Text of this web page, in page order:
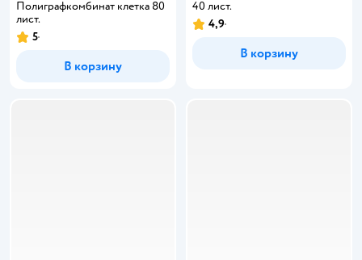
Полиграфкомбинат клетка 80
лист.
5
В корзину
40 лист.
4,9
В корзину